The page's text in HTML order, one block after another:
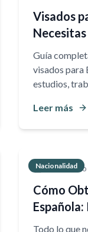
Visados
Guía
visados para
estudios,
Leer más
Nacionalidad
30 de
Cómo
Todo lo que